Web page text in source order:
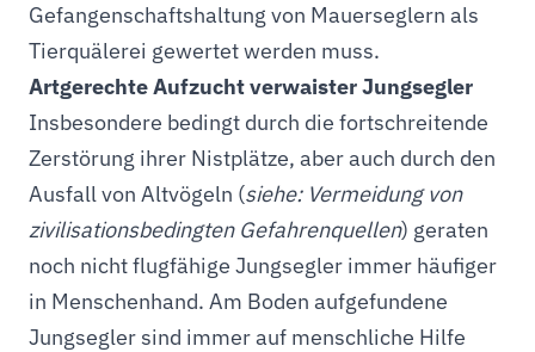
Gefangenschaftshaltung von Mauerseglern als
Tierquälerei gewertet werden muss.
Artgerechte Aufzucht verwaister Jungsegler
Insbesondere bedingt durch die fortschreitende
Zerstörung ihrer Nistplätze, aber auch durch den
Ausfall von Altvögeln (siehe: Vermeidung von
zivilisationsbedingten Gefahrenquellen) geraten
noch nicht flugfähige Jungsegler immer häufiger
in Menschenhand. Am Boden aufgefundene
Jungsegler sind immer auf menschliche Hilfe